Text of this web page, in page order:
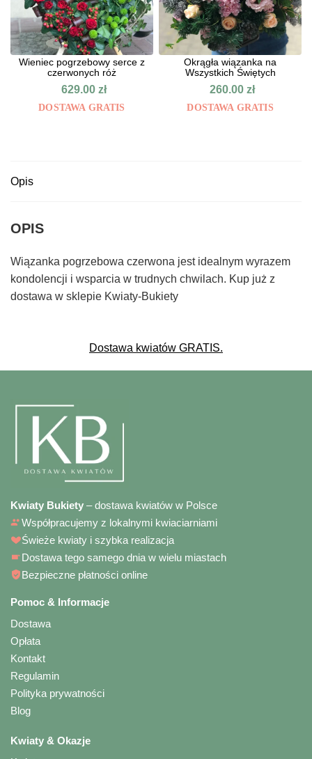
Wieniec pogrzebowy serce z
czerwonych róż
629.00 zł
DOSTAWA GRATIS
Okrągła wiązanka na
Wszystkich Świętych
260.00zł
DOSTAWA GRATIS
Opis
OPIS
Wiązanka pogrzebowa czerwona jest idealnym wyrazem
kondolencji i wsparcia w trudnych chwilach. Kup już z
dostawa w sklepie Kwiaty-Bukiety
Dostawa kwiatów GRATIS.
Kwiaty Bukiety – dostawa kwiatów w Polsce
Współpracujemy z lokalnymi kwiaciarniami
Świeże kwiaty i szybka realizacja
Dostawa tego samego dnia w wielu miastach
Bezpieczne płatności online
Pomoc & Informacje
Dostawa
Opłata
Kontakt
Regulamin
Polityka prywatności
Blog
Kwiaty & Okazje